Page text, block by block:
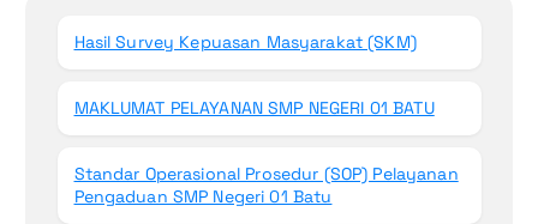
Hasil Survey Kepuasan Masyarakat (SKM)
MAKLUMAT PELAYANAN SMP NEGERI 01 BATU
Standar Operasional Prosedur (SOP) Pelayanan
Pengaduan SMP Negeri 01 Batu